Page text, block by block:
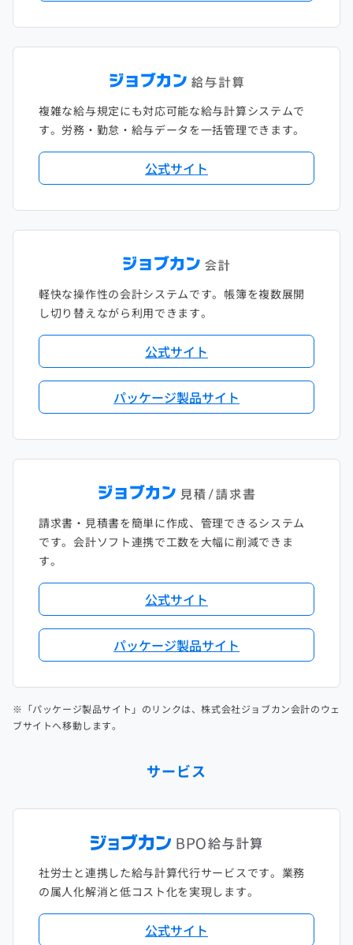
複雑な給与規定にも対応可能な給与計算システムで
す。労務・勤怠・給与データを一括管理できます。
公式サイト
軽快な操作性の会計システムです。帳簿を複数展開
し切り替えながら利用できます。
公式サイト
パッケージ製品サイト
請求書・見積書を簡単に作成、管理できるシステム
です。会計ソフト連携で工数を大幅に削減できま
す。
公式サイト
パッケージ製品サイト
※「パッケージ製品サイト」のリンクは、株式会社ジョブカン会計のウェ
ブサイトへ移動します。
サービス
社労士と連携した給与計算代行サービスです。業務
の属人化解消と低コスト化を実現します。
公式サイト